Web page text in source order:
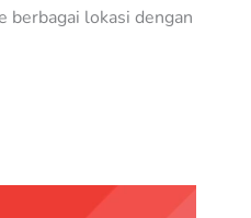
berbagai lokasi dengan